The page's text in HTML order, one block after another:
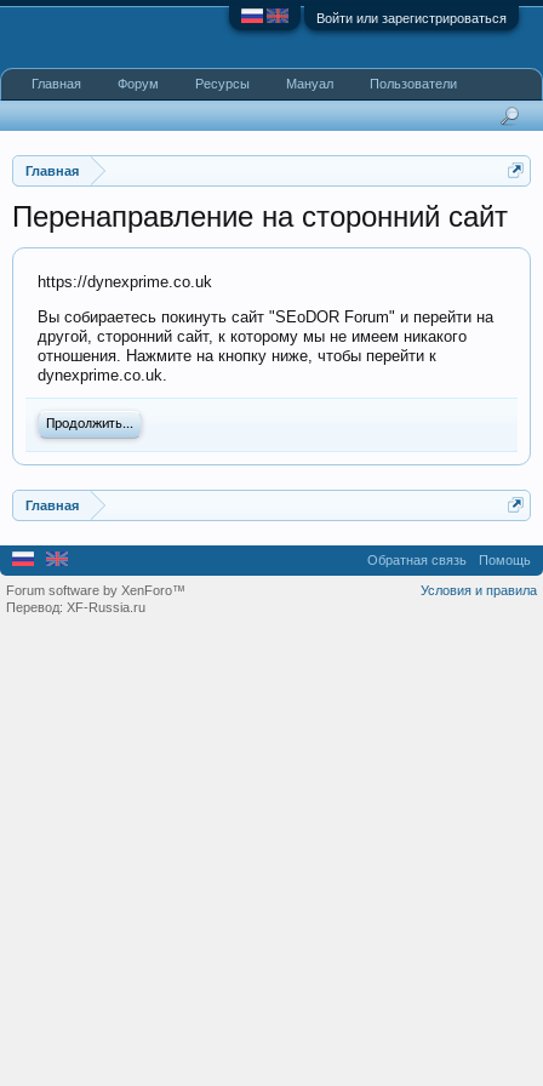
Войти или зарегистрироваться
Главная
Перенаправление на сторонний сайт
https://dynexprime.co.uk
Вы собираетесь покинуть сайт "SEoDOR Forum" и перейти на
другой, сторонний сайт, к которому мы не имеем никакого
отношения. Нажмите на кнопку ниже, чтобы перейти к
dynexprime.co.uk.
Продолжить...
Главная
Главная Форум Ресурсы Мануал Пользователи
Обратная связь Помощь
Условия и правила
Forum software by XenForo™
Перевод: XF-Russia.ru